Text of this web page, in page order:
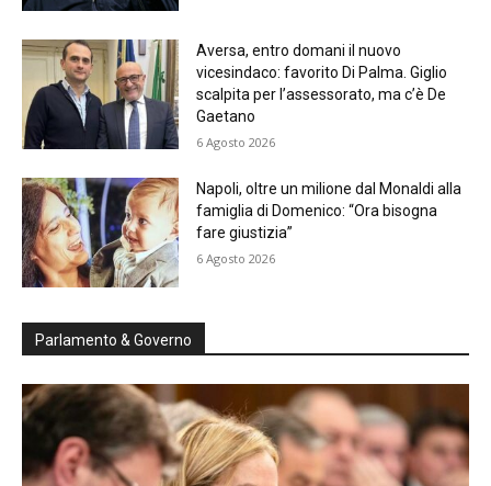
Aversa, entro domani il nuovo
vicesindaco: favorito Di Palma. Giglio
scalpita per l’assessorato, ma c’è De
Gaetano
6 Agosto 2026
Napoli, oltre un milione dal Monaldi alla
famiglia di Domenico: “Ora bisogna
fare giustizia”
6 Agosto 2026
Parlamento & Governo